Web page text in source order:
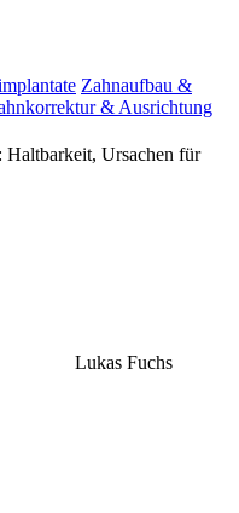
Zahnaufbau &
& Ausrichtung
Ursachen für
Lukas Fuchs